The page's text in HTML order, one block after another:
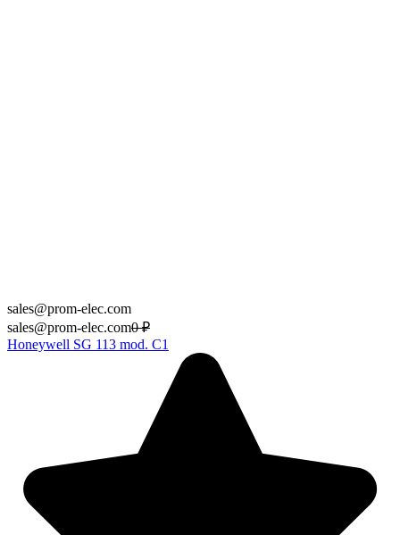
sales@prom-elec.com
sales@prom-elec.com0 ₽
Honeywell SG 113 mod. C1